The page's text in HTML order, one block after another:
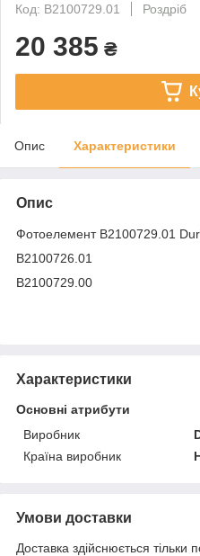
Код: B2100729.01
Роздріб
20 385 ₴
Опис Характеристики
Опис
Фотоелемент B2100729.01
B2100726.01
B2100729.00
Характеристики
Основні атрибути
Виробник
Країна виробник
Умови доставки
Доставка здійснюється тільки